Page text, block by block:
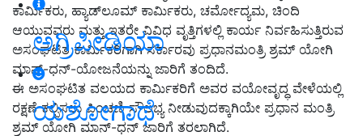
ಅಗ್ರಿಪೀಡಿಯಾ
ಯಶೋಗಾಥೆ
ಕಾರ್ಮಿಕರು, ಹ್ಯಾಡ್‍ಲೂಮ್ ಕಾರ್ಮಿಕರು, ಚರ್ಮೋದ್ಯಮ, ಚಿಂದಿ
ಆಯುವವರು ಮತ್ತು ಇತರೇ ವಿವಿಧ ವೃತ್ತಿಗಳಲ್ಲಿ ಕಾರ್ಯ ನಿರ್ವಹಿಸುತ್ತಿರುವ
ಅಸಂಘಟಿತ ಕಾರ್ಮಿಕರಿಗಾಗಿ ಸರ್ಕಾರವು ಪ್ರಧಾನಮಂತ್ರಿ ಶ್ರಮ್ ಯೋಗಿ
ಮಾನ್-ಧನ್-ಯೋಜನೆಯನ್ನು ಜಾರಿಗೆ ತಂದಿದೆ.
ಈ ಅಸಂಘಟಿತ ವಲಯದ ಕಾರ್ಮಿಕರಿಗೆ ಅವರ ವಯೋವೃದ್ಧ ವೇಳೆಯಲ್ಲಿ
ರಕ್ಷಣೆ ಕಲ್ಪಿಸಲು ಪಿಂಚಣಿ ಸೌಲಭ್ಯ ನೀಡುವುದಕ್ಕಾಗಿಯೇ ಪ್ರಧಾನ ಮಂತ್ರಿ
ಶ್ರಮ್ ಯೋಗಿ ಮಾನ್-ಧನ್ ಜಾರಿಗೆ ತರಲಾಗಿದೆ.